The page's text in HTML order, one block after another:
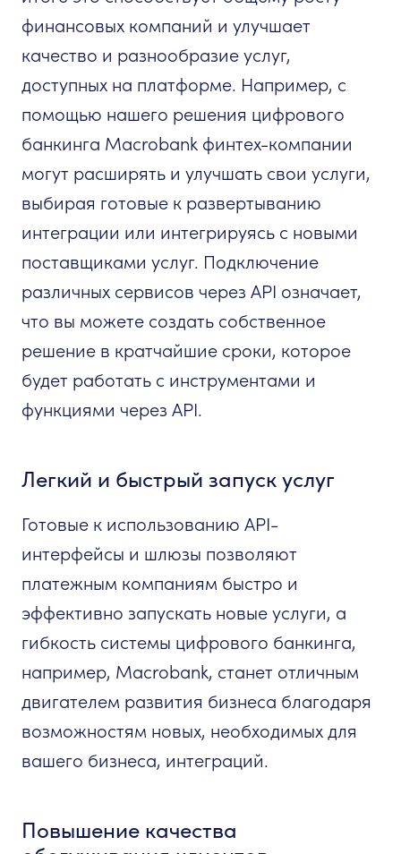
финансовых компаний и улучшает
качество и разнообразие услуг,
доступных на платформе. Например, с
помощью нашего решения цифрового
банкинга Macrobank финтех-компании
могут расширять и улучшать свои услуги,
выбирая готовые к развертыванию
интеграции или интегрируясь с новыми
поставщиками услуг. Подключение
различных сервисов через API означает,
что вы можете создать собственное
решение в кратчайшие сроки, которое
будет работать с инструментами и
функциями через API.
Легкий и быстрый запуск услуг
Готовые к использованию API-
интерфейсы и шлюзы позволяют
платежным компаниям быстро и
эффективно запускать новые услуги, а
гибкость системы цифрового банкинга,
например, Macrobank, станет отличным
двигателем развития бизнеса благодаря
возможностям новых, необходимых для
вашего бизнеса, интеграций.
Повышение качества